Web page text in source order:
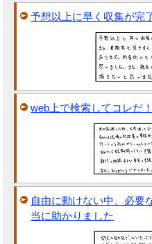
予想以上に早く収集が完
web上で検索してコレだ
自由に動けない中、必要
当に助かりました